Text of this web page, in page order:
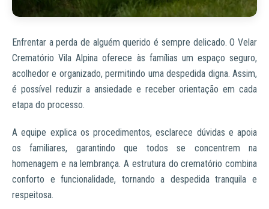
Enfrentar a perda de alguém querido é sempre delicado. O Velar
Crematório Vila Alpina oferece às famílias um espaço seguro,
acolhedor e organizado, permitindo uma despedida digna. Assim,
é possível reduzir a ansiedade e receber orientação em cada
etapa do processo.
A equipe explica os procedimentos, esclarece dúvidas e apoia
os familiares, garantindo que todos se concentrem na
homenagem e na lembrança. A estrutura do crematório combina
conforto e funcionalidade, tornando a despedida tranquila e
respeitosa.